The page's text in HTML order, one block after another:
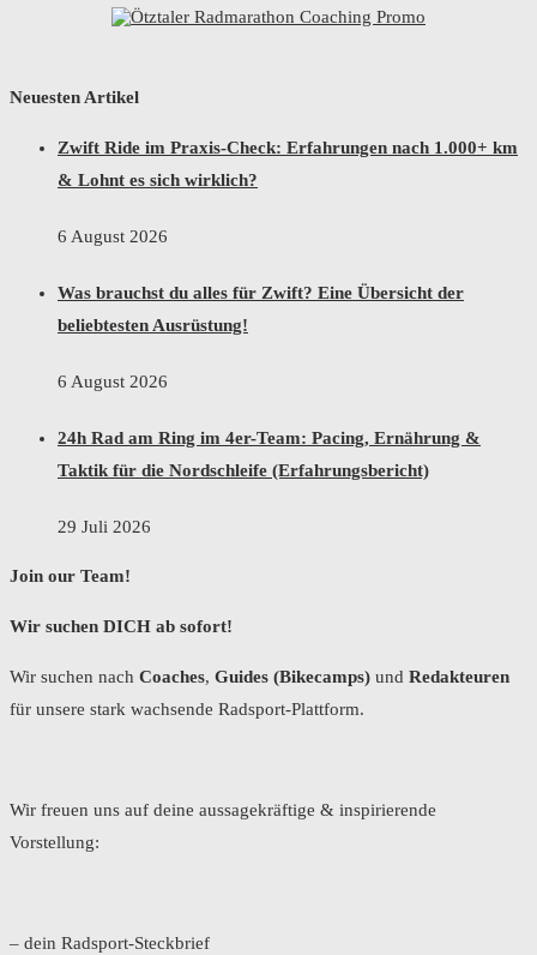
Neuesten Artikel
Zwift Ride im Praxis-Check: Erfahrungen nach 1.000+ km
& Lohnt es sich wirklich?
6 August 2026
Was brauchst du alles für Zwift? Eine Übersicht der
beliebtesten Ausrüstung!
6 August 2026
24h Rad am Ring im 4er-Team: Pacing, Ernährung &
Taktik für die Nordschleife (Erfahrungsbericht)
29 Juli 2026
Join our Team!
Wir suchen DICH ab sofort!
Wir suchen nach Coaches, Guides (Bikecamps) und Redakteuren
für unsere stark wachsende Radsport-Plattform.
Wir freuen uns auf deine aussagekräftige & inspirierende
Vorstellung:
– dein Radsport-Steckbrief